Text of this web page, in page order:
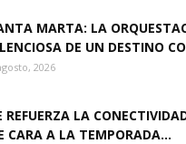
MARTA: LA
DE UN DESTINO
2026
REFUERZA LA
CARA A LA TEMPORADA...